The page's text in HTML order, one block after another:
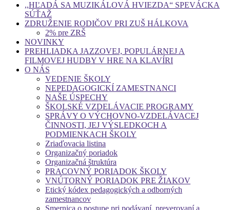
,,HĽADÁ SA MUZIKÁLOVÁ HVIEZDA“ SPEVÁCKA
SÚŤAŽ
ZDRUŽENIE RODIČOV PRI ZUŠ HÁLKOVA
2% pre ZRŠ
NOVINKY
PREHLIADKA JAZZOVEJ, POPULÁRNEJ A
FILMOVEJ HUDBY V HRE NA KLAVÍRI
O NÁS
VEDENIE ŠKOLY
NEPEDAGOGICKÍ ZAMESTNANCI
NAŠE ÚSPECHY
ŠKOLSKÉ VZDELÁVACIE PROGRAMY
SPRÁVY O VÝCHOVNO-VZDELÁVACEJ
ČINNOSTI, JEJ VÝSLEDKOCH A
PODMIENKACH ŠKOLY
Zriaďovacia listina
Organizačný poriadok
Organizačná štruktúra
PRACOVNÝ PORIADOK ŠKOLY
VNÚTORNÝ PORIADOK PRE ŽIAKOV
Etický kódex pedagogických a odborných
zamestnancov